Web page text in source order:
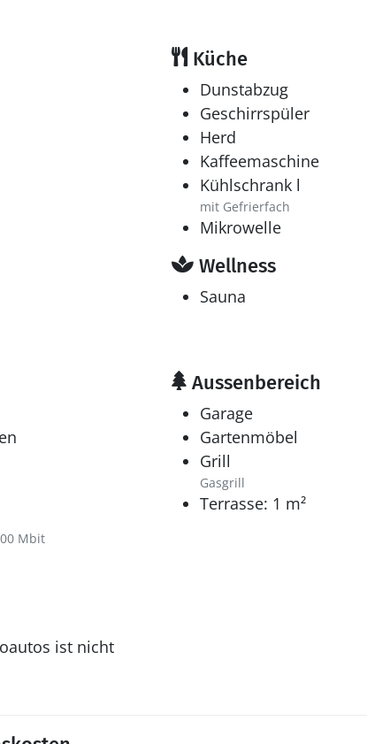
Küche
Dunstabzug
Geschirrspüler
Herd
Kaffeemaschine
Kühlschrank l
mit Gefrierfach
Mikrowelle
Wellness
Sauna
Mbit
Aussenbereich
Garage
Gartenmöbel
Grill
Gasgrill
Terrasse: 1 m²
ist nicht